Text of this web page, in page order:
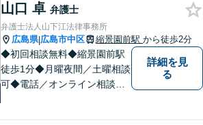
スペースのご用意が可能で
す。ご希望の方はご予約の際
にお申し付けください。
山口 卓 弁護士
弁護士法人山下江法律事務所
広島県|広島市中区 縮景園前駅 から徒歩2分
◆初回相談無料◆縮景園前駅
徒歩1分◆月曜夜間／土曜相談
可◆電話／オンライン相談可
詳細を見
る